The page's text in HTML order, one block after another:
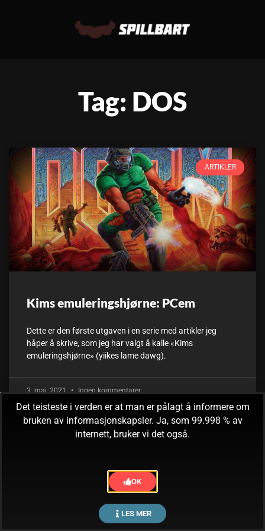
Tag: DOS
ARTIKLER
Kims emuleringshjørne: PCem
Dette er den første utgaven i en serie med artikler jeg
håper å skrive, som jeg har valgt å kalle «Kims
emuleringshjørne» (yiikes lame dawg).
3. mai, 2021 Ingen kommentarer
Det teisteste i verden er at man er pålagt å informere om
bruken av informasjonskapsler. Ja, som 99.998 % av
internett, bruker vi det også.
OK
LES MER